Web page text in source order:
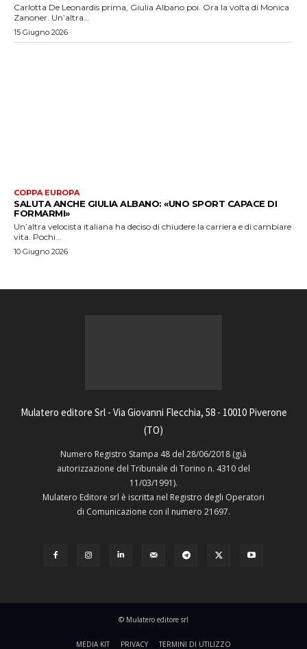
Carlotta De Leonardis prima, Giulia Albano poi. Ora la volta di Monica
Zanoner. Un’altra...
15 Giugno 2026
COPPA EUROPA
SALUTA ANCHE GIULIA ALBANO: «UNO SPORT CAPACE DI
FORMARMI»
Un’altra velocista italiana ha deciso di chiudere la carriera e di cambiare
vita. Pochi...
10 Giugno 2026
Mulatero editore Srl - Via Giovanni Flecchia, 58 - 10010 Piverone
(TO)
Numero Registro Stampa 48 del 28/06/2018 (già
autorizzazione del Tribunale di Torino n. 4310 del
11/03/1991).
Mulatero Editore srl è iscritta nel Registro degli Operatori
di Comunicazione con il numero 21697.
© Mulatero editore srl
MEDIA KIT PRIVACY TERMINI DI UTILIZZO